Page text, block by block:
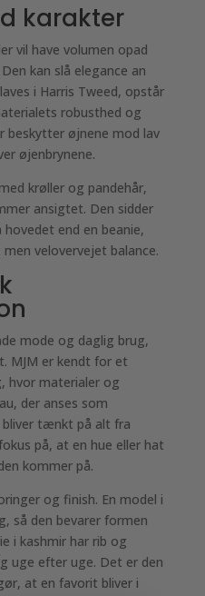
karakter
vil have volumen opad
kan slå elegance an
i Harris Tweed, opstår
robusthed og
beskytter øjnene mod lav
øjenbrynene.
krøller og pandehår,
ansigtet. Den sidder
end en beanie,
velovervejet balance.
mode og daglig brug,
MJM er kendt for et
hvor materialer og
der anses som
bliver tænkt på alt fra
på, at en hue eller hat
kommer på.
og finish. En model i
så den bevarer formen
i kashmir har rib og
uge efter uge. Det er den
at en favorit bliver i